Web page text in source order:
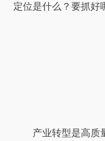
定位是什么？要抓好
产业转型是高质量